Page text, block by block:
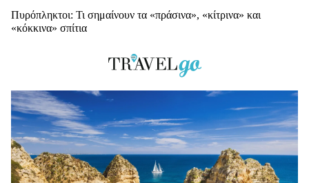
Πυρόπληκτοι: Τι σημαίνουν τα «πράσινα», «κίτρινα» και
«κόκκινα» σπίτια